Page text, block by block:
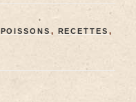
POISSONS , RECETTES ,